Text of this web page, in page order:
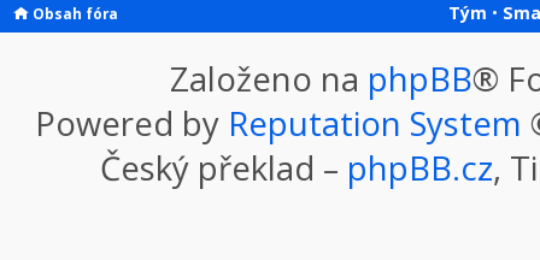
Obsah fóra Tým •
Založeno na phpBB®
Powered by Reputation System
Český překlad – phpBB.cz,